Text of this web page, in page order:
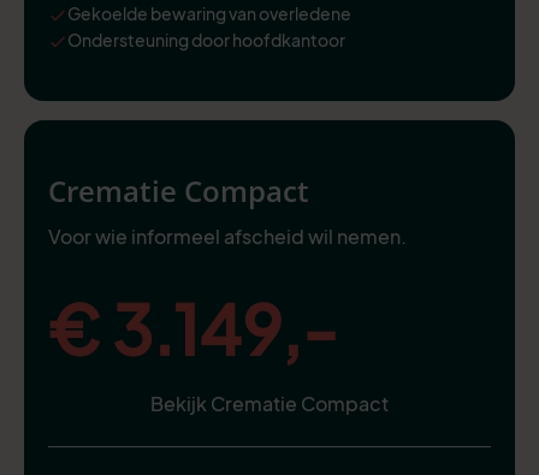
Gekoelde bewaring van overledene
Ondersteuning door hoofdkantoor
Crematie Compact
Voor wie informeel afscheid wil nemen.
€ 3.149,-
Bekijk Crematie Compact